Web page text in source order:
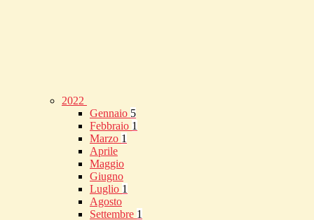
2022
Gennaio 5
Febbraio 1
Marzo 1
Aprile
Maggio
Giugno
Luglio 1
Agosto
Settembre 1